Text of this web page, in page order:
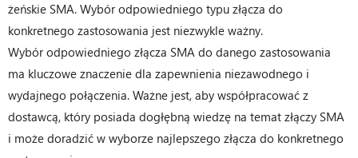
żeńskie SMA. Wybór odpowiedniego typu złącza do
konkretnego zastosowania jest niezwykle ważny.
Wybór odpowiedniego złącza SMA do danego zastosowania
ma kluczowe znaczenie dla zapewnienia niezawodnego i
wydajnego połączenia. Ważne jest, aby współpracować z
dostawcą, który posiada dogłębną wiedzę na temat złączy SMA
i może doradzić w wyborze najlepszego złącza do konkretnego